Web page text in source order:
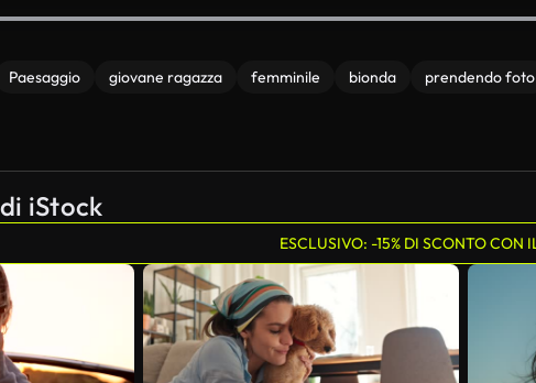
Paesaggio giovane ragazza femminile bionda prendendo foto
iStock
ESCLUSIVO: -15% DI SCONTO CON